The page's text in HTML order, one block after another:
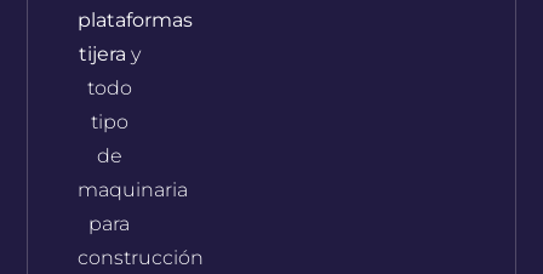
plataformas
tijera y
todo
tipo
de
maquinaria
para
construcción